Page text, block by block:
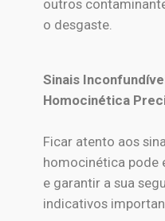
outros
o desgaste.
Sinais
Homocinética
Ficar atento aos
homocinética pode
e garantir a sua
indicativos